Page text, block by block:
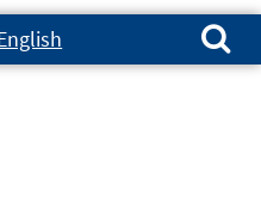
Suchen nach: